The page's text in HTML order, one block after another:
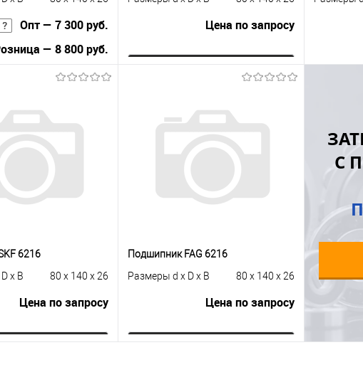
Опт — 7 300 руб.
— 8 800 руб.
клик
К сравнению
В наличии
Цена по запросу
Запросить цену
Купить в 1 клик
В избранное
В
6216
x B
80 x 140 x 26
Цена по запросу
Подшипник FAG 6216
Размеры d x D x B
80 x 140 x 26
Цена по запросу
С